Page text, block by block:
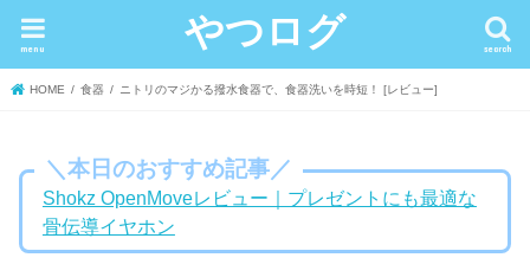
やつログ search
menu
HOME 食器 ニトリのマジかる撥水食器で、食器洗いを時短！ [レビュー]
＼本日のおすすめ記事／
Shokz OpenMoveレビュー｜プレゼントにも最適な
骨伝導イヤホン